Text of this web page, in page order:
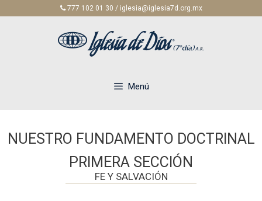
777 102 01 30 / iglesia@iglesia7d.org.mx
Menú
NUESTRO FUNDAMENTO DOCTRINAL
PRIMERA SECCIÓN
FE Y SALVACIÓN